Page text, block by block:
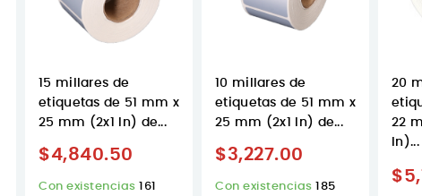
15 millares de
etiquetas de 51 mm x
25 mm (2x1 In) de...
$4,840.50
Con existencias 161
10 millares de
etiquetas de 51 mm x
25 mm (2x1 In) de...
$3,227.00
Con existencias 185
20
22
In)...